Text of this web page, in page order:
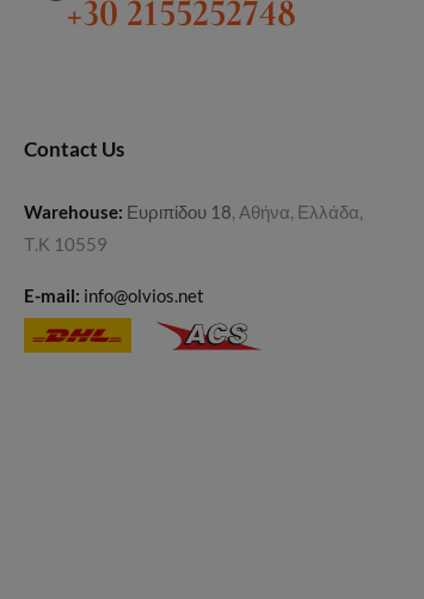
+30 2155252748
Contact Us
Warehouse: Ευριπίδου 18, Αθήνα, Ελλάδα,
Τ.Κ 10559
E-mail: info@olvios.net